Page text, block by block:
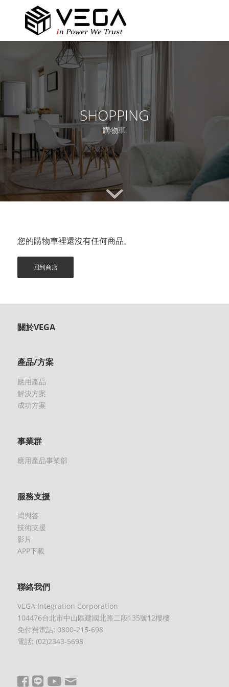
SHOPPING
購物車
您的購物車裡還沒有任何商品。
回到商店
關於VEGA
產品/方案
應用產品
解決方案
成功方案
事業群
應用產品事業部
服務支援
問與答
技術支援
影片
APP下載
聯絡我們
VEGA Integration Corporation
104476台北市中山區建國北路二段135號12樓樓
免付費電話: 0800-215-698
電話: (02)2343-5698